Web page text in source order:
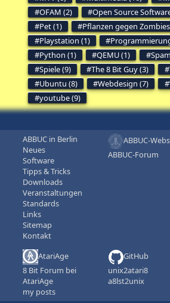
OFAM (2)
Open Source
Pet (1)
Pflanzen gegen
Playstation (1)
Python (1)
QEMU (1)
Spiele (9)
The 8 Bit Guy (3)
Ubuntu (8)
Webdesign (7)
youtube (9)
ABBUC in Berlin
Neues
Software
Tipps & Tricks
Downloads
Veranstaltungen
Standards
Links
Sitemap
Kontakt
ABBUC-
ABBUC-Forum
AtariAge
8 Bit Forum bei
AtariAge
my posts
GitHub
unix2atari8
a8lst2unix